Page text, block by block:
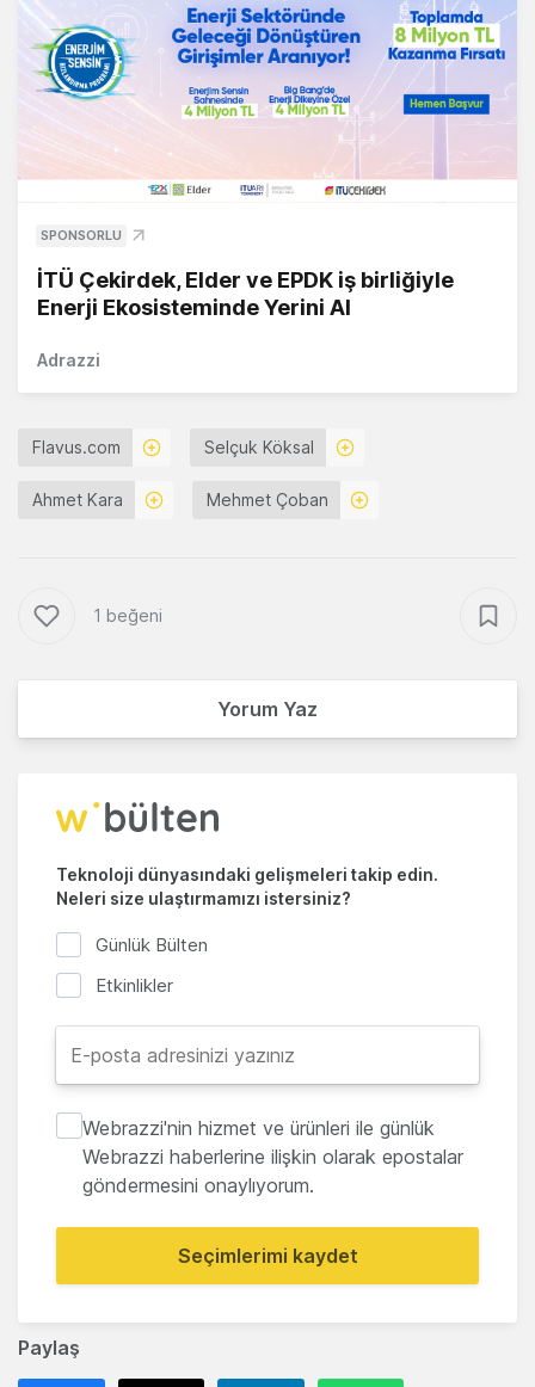
Paylaş
SPONSORLU
İTÜ Çekirdek, Elder ve EPDK iş birliğiyle
Enerji Ekosisteminde Yerini Al
Adrazzi
Flavus.com Selçuk Köksal
Ahmet Kara Mehmet Çoban
1 beğeni
Yorum Yaz
Teknoloji dünyasındaki gelişmeleri takip edin.
Neleri size ulaştırmamızı istersiniz?
Günlük Bülten
Etkinlikler
Webrazzi'nin hizmet ve ürünleri ile günlük
Webrazzi haberlerine ilişkin olarak epostalar
göndermesini onaylıyorum.
Seçimlerimi kaydet